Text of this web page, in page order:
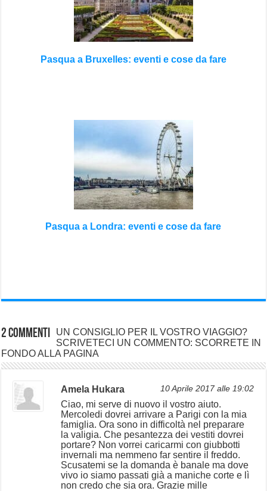
Pasqua a Bruxelles: eventi e cose da fare
Pasqua a Londra: eventi e cose da fare
2 commenti
UN CONSIGLIO PER IL VOSTRO VIAGGIO?
SCRIVETECI UN COMMENTO: SCORRETE IN
FONDO ALLA PAGINA
Amela Hukara 10 Aprile 2017 alle 19:02
Ciao, mi serve di nuovo il vostro aiuto.
Mercoledi dovrei arrivare a Parigi con la mia
famiglia. Ora sono in difficoltà nel preparare
la valigia. Che pesantezza dei vestiti dovrei
portare? Non vorrei caricarmi con giubbotti
invernali ma nemmeno far sentire il freddo.
Scusatemi se la domanda è banale ma dove
vivo io siamo passati già a maniche corte e lì
non credo che sia ora. Grazie mille